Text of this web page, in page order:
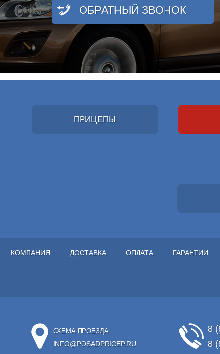
ОБРАТНЫЙ ЗВОНОК
ПРИЦЕПЫ
КОМПАНИЯ ДОСТАВКА ОПЛАТА ГАРАНТИИ
СХЕМА ПРОЕЗДА
INFO@POSADPRICEP.RU
8
8